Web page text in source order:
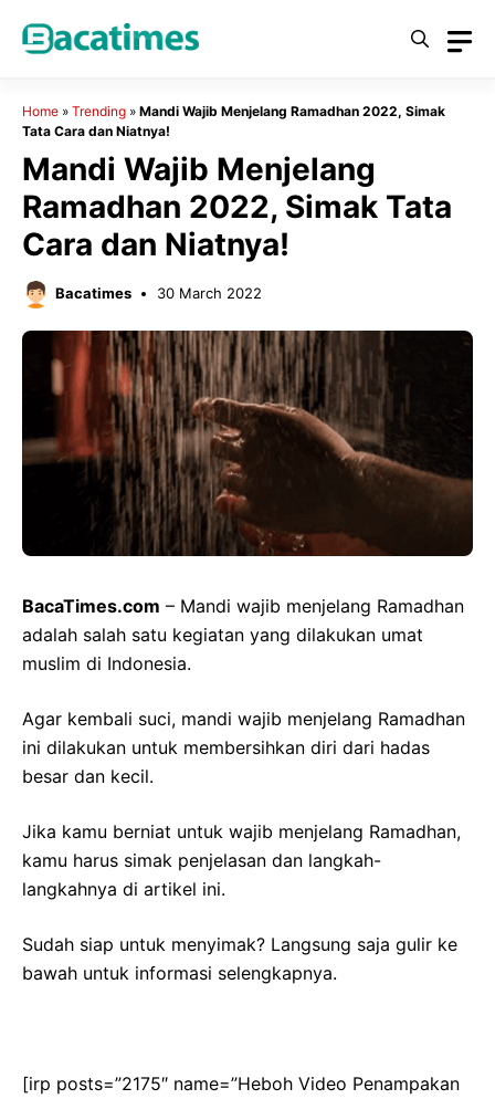
Home » Trending » Mandi Wajib Menjelang Ramadhan 2022, Simak
Tata Cara dan Niatnya!
Mandi Wajib Menjelang
Ramadhan 2022, Simak Tata
Cara dan Niatnya!
Bacatimes 30 March 2022
BacaTimes.com – Mandi wajib menjelang Ramadhan
adalah salah satu kegiatan yang dilakukan umat
muslim di Indonesia.
Agar kembali suci, mandi wajib menjelang Ramadhan
ini dilakukan untuk membersihkan diri dari hadas
besar dan kecil.
Jika kamu berniat untuk wajib menjelang Ramadhan,
kamu harus simak penjelasan dan langkah-
langkahnya di artikel ini.
Sudah siap untuk menyimak? Langsung saja gulir ke
bawah untuk informasi selengkapnya.
[irp posts=”2175″ name=”Heboh Video Penampakan